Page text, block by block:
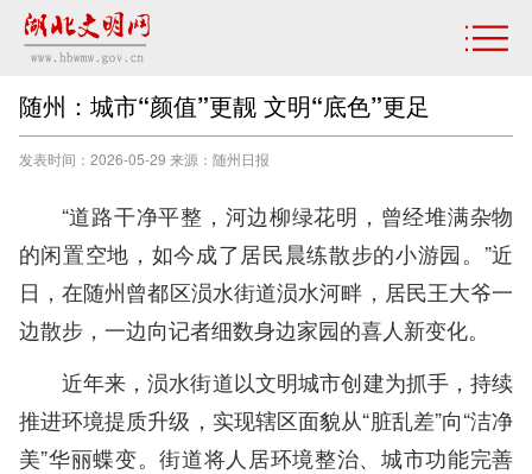
随州：城市“颜值”更靓 文明“底色”更足
发表时间：2026-05-29 来源：随州日报
“道路干净平整，河边柳绿花明，曾经堆满杂物
的闲置空地，如今成了居民晨练散步的小游园。”近
日，在随州曾都区涢水街道涢水河畔，居民王大爷一
边散步，一边向记者细数身边家园的喜人新变化。
近年来，涢水街道以文明城市创建为抓手，持续
推进环境提质升级，实现辖区面貌从“脏乱差”向“洁净
美”华丽蝶变。街道将人居环境整治、城市功能完善